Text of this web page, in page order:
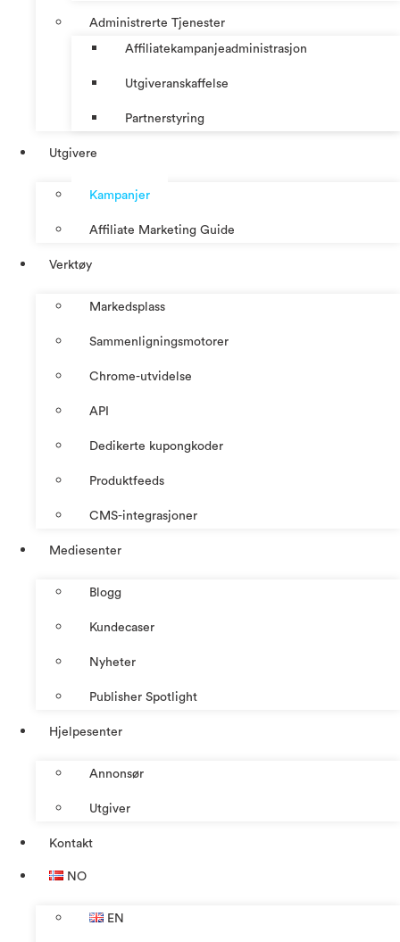
Administrerte Tjenester
Affiliatekampanjeadministrasjon
Utgiveranskaffelse
Partnerstyring
Utgivere
Kampanjer
Affiliate Marketing Guide
Verktøy
Markedsplass
Sammenligningsmotorer
Chrome-utvidelse
API
Dedikerte kupongkoder
Produktfeeds
CMS-integrasjoner
Mediesenter
Blogg
Kundecaser
Nyheter
Publisher Spotlight
Hjelpesenter
Annonsør
Utgiver
Kontakt
NO
EN